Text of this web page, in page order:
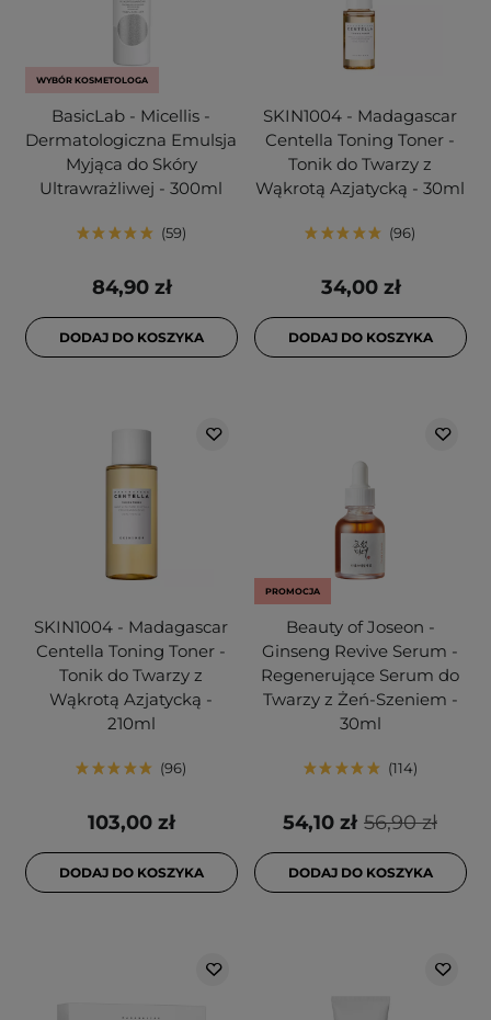
WYBÓR KOSMETOLOGA
BasicLab - Micellis -
Dermatologiczna Emulsja
Myjąca do Skóry
Ultrawrażliwej - 300ml
59
84,90 zł
DODAJ DO KOSZYKA
SKIN1004 - Madagascar
Centella Toning Toner -
Tonik do Twarzy z
Wąkrotą Azjatycką - 30ml
96
34,00 zł
DODAJ DO KOSZYKA
SKIN1004 - Madagascar
Centella Toning Toner -
Tonik do Twarzy z
Wąkrotą Azjatycką -
210ml
96
103,00 zł
DODAJ DO KOSZYKA
PROMOCJA
Beauty of Joseon -
Ginseng Revive Serum -
Regenerujące Serum do
Twarzy z Żeń-Szeniem -
30ml
114
56,90 zł
54,10 zł
DODAJ DO KOSZYKA